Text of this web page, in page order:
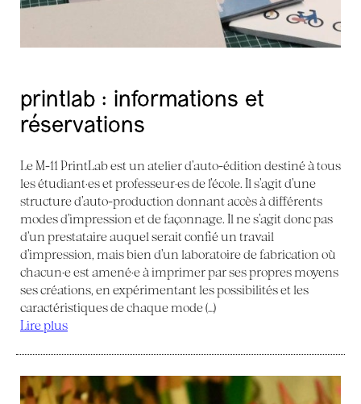
printlab : informations et
réservations
Le M-11 PrintLab est un atelier d’auto-édition destiné à tous
les étudiant·es et professeur·es de l’école. Il s’agit d’une
structure d’auto-production donnant accès à différents
modes d’impression et de façonnage. Il ne s’agit donc pas
d’un prestataire auquel serait confié un travail
d’impression, mais bien d’un laboratoire de fabrication où
chacun·e est amené·e à imprimer par ses propres moyens
ses créations, en expérimentant les possibilités et les
caractéristiques de chaque mode (…)
Lire plus